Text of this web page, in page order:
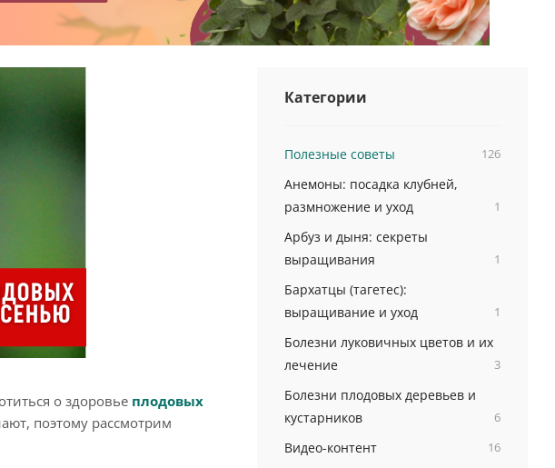
о здоровье плодовых
поэтому рассмотрим
Категории
Полезные советы 126
Анемоны: посадка клубней,
размножение и уход
1
Арбуз и дыня: секреты
выращивания
1
Бархатцы (тагетес):
выращивание и уход
1
Болезни луковичных цветов и их
лечение
3
Болезни плодовых деревьев и
кустарников
6
Видео-контент 16